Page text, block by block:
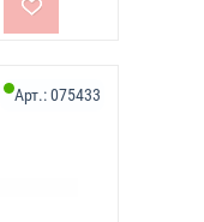
Арт.:075433